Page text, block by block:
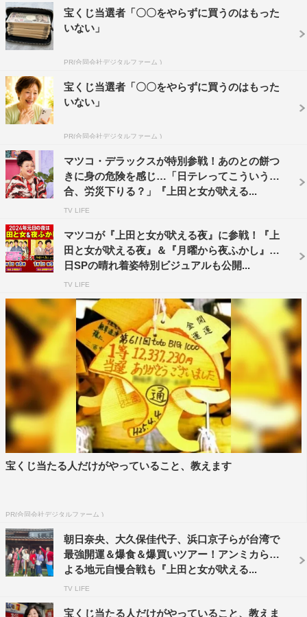
嫌」と几帳面ぶりを明かす。しかし少々度が過ぎるようで
「家の中に色があると嫌。旦那の洋服も全部同じ色のもの
をそろえてもらう」というエピソードにスタジオ騒然。そ
番組での事件を暴露。「梨花さん、最後ブチギレて帰っち
ゃったんです。それから私、怖くて怖くて」という若槻
ヒートアップ。2人が大げんかした事件とは。また、マツ
コとプライベートでも交流があるYOU、モモコらは、マ
ツコがズボラだなぁor几帳面だなぁと思うエピソードを語
り、一同を驚かせる。
俳優・木村多江も意外とズボラ。「仕事に100%のパワー
を使いたいから、それ以外は。余力を残しておかなきゃい
けないので」と、身だしなみや家事でのズボラな一面を明
松本伊代は「そんなにズボラじゃないと思う」と本人は至
って几帳面なつもりだが、話すエピソードは全部ズボラ。
「シャワーは浴びるけど髪は洗いたくない。面倒くさい」
「マツコさんが言う炊飯器ジャーから直接食べる、ってい
うのはすごいやります」と今回もぶっ飛んだエピソードを
連発する。
平愛梨は、ズボラ組の行動を「一つも共感できない」とバ
ッサリ。「料理の分量もちゃんと大さじ何杯とかレシピ通
うね」と夫婦で誓い合ったこととは。
宝くじ当選者「〇〇をやらずに買うのはもった
いない」
PR(合同会社デジタルファーム )
宝くじ当選者「〇〇をやらずに買うのはもった
いない」
PR(合同会社デジタルファーム )
マツコ・デラックスが特別参戦！あのとの餅つ
きに身の危険を感じ…「日テレってこういう場
合、労災下りる？」『上田と女が吠える...
TV LIFE
マツコが『上田と女が吠える夜』に参戦！『上
田と女が吠える夜』＆『月曜から夜ふかし』元
日SPの晴れ着姿特別ビジュアルも公開...
TV LIFE
宝くじ当たる人だけがやっていること、教えます
PR(合同会社デジタルファーム )
朝日奈央、大久保佳代子、浜口京子らが台湾で
最強開運＆爆食＆爆買いツアー！アンミカらに
よる地元自慢合戦も『上田と女が吠える...
TV LIFE
宝くじ当たる人だけがやっていること、教えま